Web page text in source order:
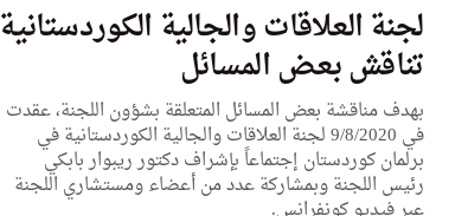
لجنة العلاقات والجالية الكوردستانية
تناقش بعض المسائل
بهدف مناقشة بعض المسائل المتعلقة بشؤون اللجنة، عقدت
في 9/8/2020 لجنة العلاقات والجالية الكوردستانية في
برلمان كوردستان إجتماعاً بإشراف دكتور ريبوار بابكي
رئيس اللجنة وبمشاركة عدد من أعضاء ومستشاري اللجنة